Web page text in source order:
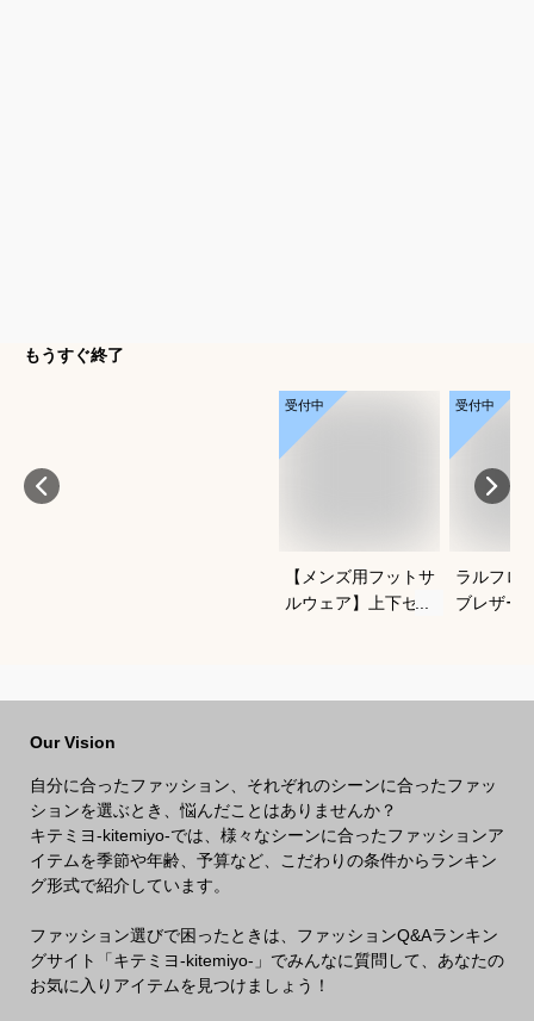
もうすぐ終了
受付中
【メンズ用フットサ
ルウェア】上下セッ
受付中
ラルフロ
ブレザー
Our Vision
自分に合ったファッション、それぞれのシーンに合ったファッ
ションを選ぶとき、悩んだことはありませんか？
キテミヨ-kitemiyo-では、様々なシーンに合ったファッションア
イテムを季節や年齢、予算など、こだわりの条件からランキン
グ形式で紹介しています。
ファッション選びで困ったときは、ファッションQ&Aランキン
グサイト「キテミヨ-kitemiyo-」でみんなに質問して、あなたの
お気に入りアイテムを見つけましょう！